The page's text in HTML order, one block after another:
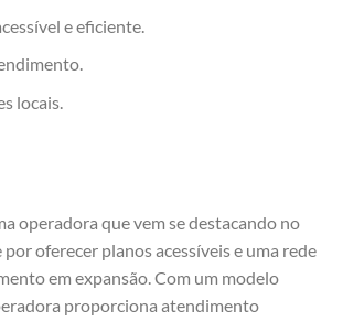
e eficiente.
locais.
operadora que vem se destacando no
por oferecer planos acessíveis e uma rede
em expansão. Com um modelo
proporciona atendimento